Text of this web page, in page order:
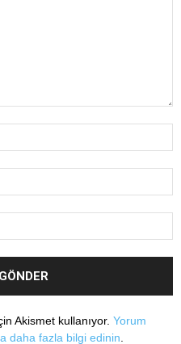
Akismet kullanıyor. Yorum
daha fazla bilgi edinin